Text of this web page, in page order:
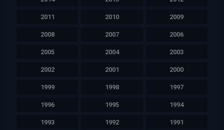
2011 2010 2009
2008 2007 2006
2005 2004 2003
2002 2001 2000
1999 1998 1997
1996 1995 1994
1993 1992 1991